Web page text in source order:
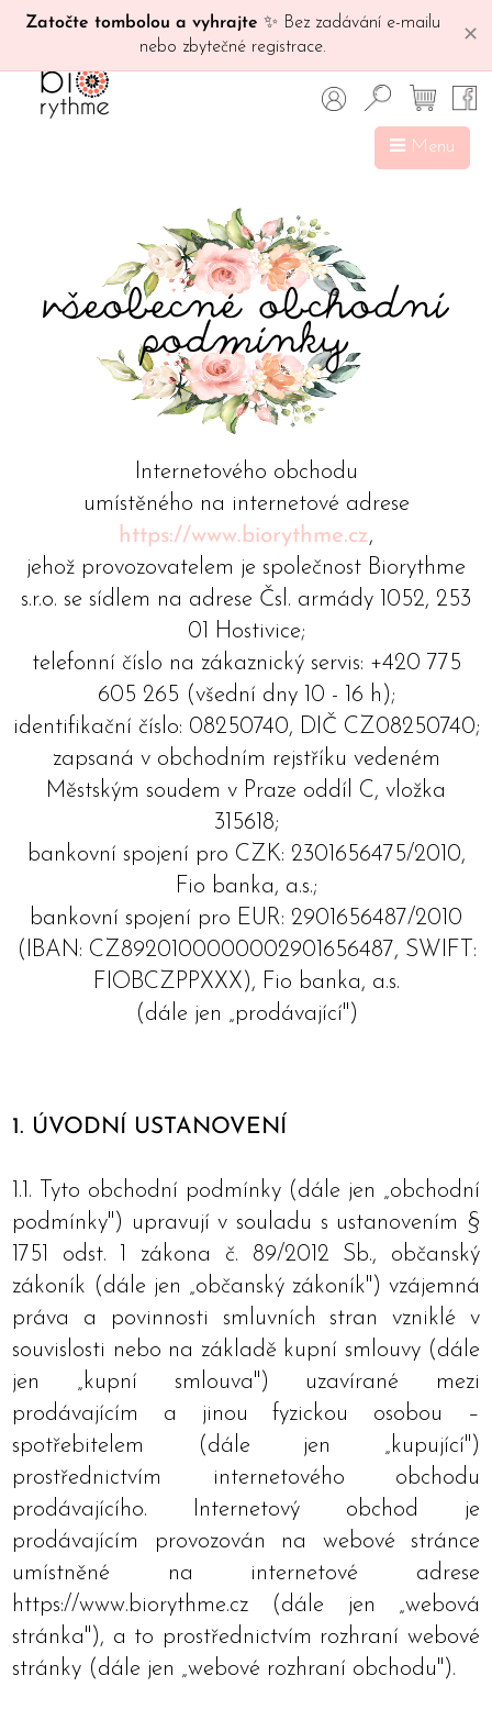
Zatočte tombolou a vyhrajte ✨ Bez zadávání e-mailu
nebo zbytečné registrace.
✕
Menu
Internetového obchodu
umístěného na internetové adrese
https://www.biorythme.cz,
jehož provozovatelem je společnost Biorythme
s.r.o. se sídlem na adrese Čsl. armády 1052, 253
01 Hostivice;
telefonní číslo na zákaznický servis: +420 775
605 265 (všední dny 10 - 16 h);
identifikační číslo: 08250740, DIČ CZ08250740;
zapsaná v obchodním rejstříku vedeném
Městským soudem v Praze oddíl C, vložka
315618;
bankovní spojení pro CZK: 2301656475/2010,
Fio banka, a.s.;
bankovní spojení pro EUR: 2901656487/2010
(IBAN: CZ8920100000002901656487, SWIFT:
FIOBCZPPXXX), Fio banka, a.s.
(dále jen „prodávající")
1. ÚVODNÍ USTANOVENÍ
1.1. Tyto obchodní podmínky (dále jen „obchodní
podmínky") upravují v souladu s ustanovením §
1751 odst. 1 zákona č. 89/2012 Sb., občanský
zákoník (dále jen „občanský zákoník") vzájemná
práva a povinnosti smluvních stran vzniklé v
souvislosti nebo na základě kupní smlouvy (dále
jen „kupní smlouva") uzavírané mezi
prodávajícím a jinou fyzickou osobou –
spotřebitelem (dále jen „kupující")
prostřednictvím internetového obchodu
prodávajícího. Internetový obchod je
prodávajícím provozován na webové stránce
umístněné na internetové adrese
https://www.biorythme.cz (dále jen „webová
stránka"), a to prostřednictvím rozhraní webové
stránky (dále jen „webové rozhraní obchodu").